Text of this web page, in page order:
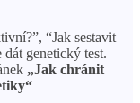
“Jak sestavit
genetický test.
„Jak chránit